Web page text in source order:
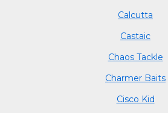
Calcutta
Castaic
Chaos Tackle
Charmer Baits
Cisco Kid